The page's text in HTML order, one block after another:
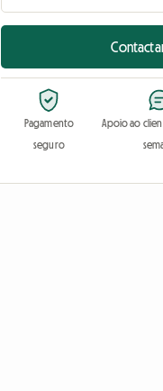
Pagamento
seguro
Apoio ao